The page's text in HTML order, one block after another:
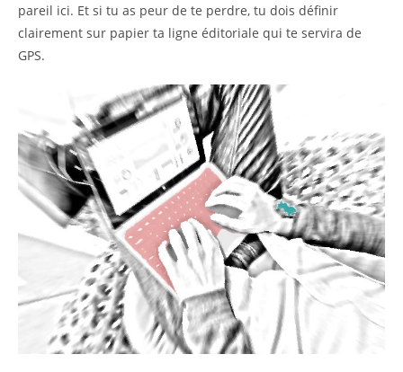
pareil ici. Et si tu as peur de te perdre, tu dois définir
clairement sur papier ta ligne éditoriale qui te servira de
GPS.